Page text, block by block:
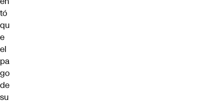
tó
qu
e
el
pa
go
de
su